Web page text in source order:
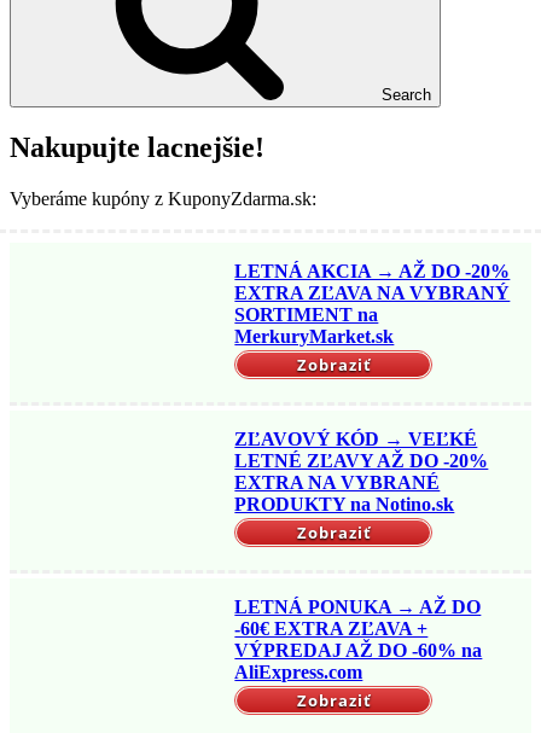
Search
Nakupujte lacnejšie!
Vyberáme kupóny z KuponyZdarma.sk:
LETNÁ AKCIA → AŽ DO -20%
EXTRA ZĽAVA NA VYBRANÝ
SORTIMENT na
MerkuryMarket.sk
Zobraziť
ZĽAVOVÝ KÓD → VEĽKÉ
LETNÉ ZĽAVY AŽ DO -20%
EXTRA NA VYBRANÉ
PRODUKTY na Notino.sk
Zobraziť
LETNÁ PONUKA → AŽ DO
-60€ EXTRA ZĽAVA +
VÝPREDAJ AŽ DO -60% na
AliExpress.com
Zobraziť